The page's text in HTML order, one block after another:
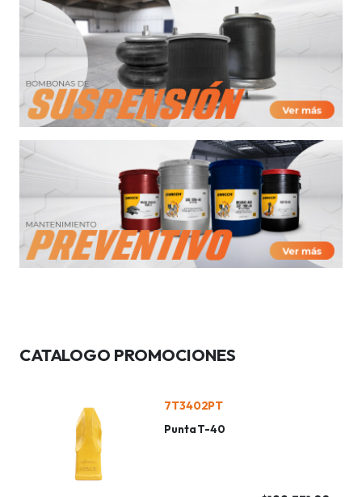
CATALOGO PROMOCIONES
7T3402PT
Punta T-40